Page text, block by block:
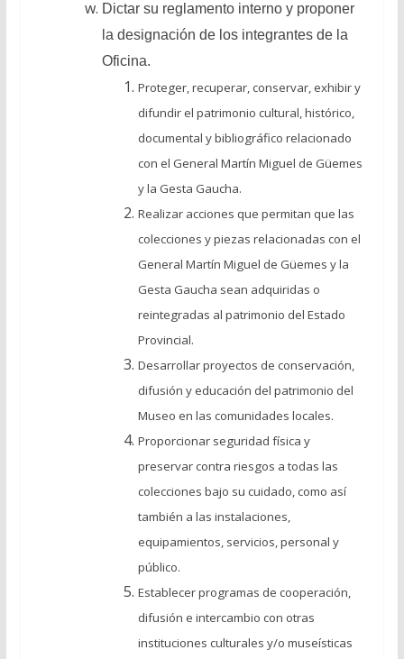
Dictar su reglamento interno y proponer
la designación de los integrantes de la
Oficina.
Proteger, recuperar, conservar, exhibir y
difundir el patrimonio cultural, histórico,
documental y bibliográfico relacionado
con el General Martín Miguel de Güemes
y la Gesta Gaucha.
Realizar acciones que permitan que las
colecciones y piezas relacionadas con el
General Martín Miguel de Güemes y la
Gesta Gaucha sean adquiridas o
reintegradas al patrimonio del Estado
Provincial.
Desarrollar proyectos de conservación,
difusión y educación del patrimonio del
Museo en las comunidades locales.
Proporcionar seguridad física y
preservar contra riesgos a todas las
colecciones bajo su cuidado, como así
también a las instalaciones,
equipamientos, servicios, personal y
público.
Establecer programas de cooperación,
difusión e intercambio con otras
instituciones culturales y/o museísticas